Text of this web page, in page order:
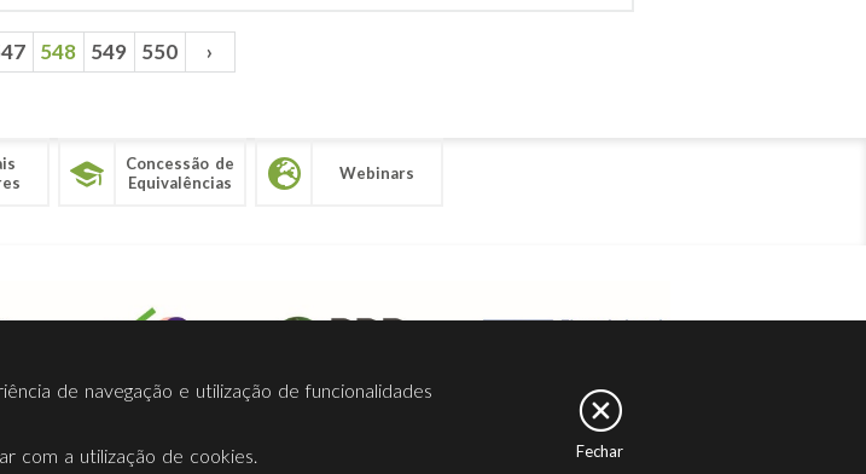
548 549 550 ›
Concessão de
Equivalências
Webinars
Ligações Facebook
de navegação e utilização de funcionalidades
com a utilização de cookies.
Fechar